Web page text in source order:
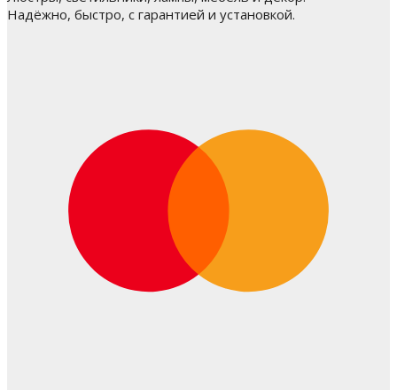
Надёжно, быстро, с гарантией и установкой.